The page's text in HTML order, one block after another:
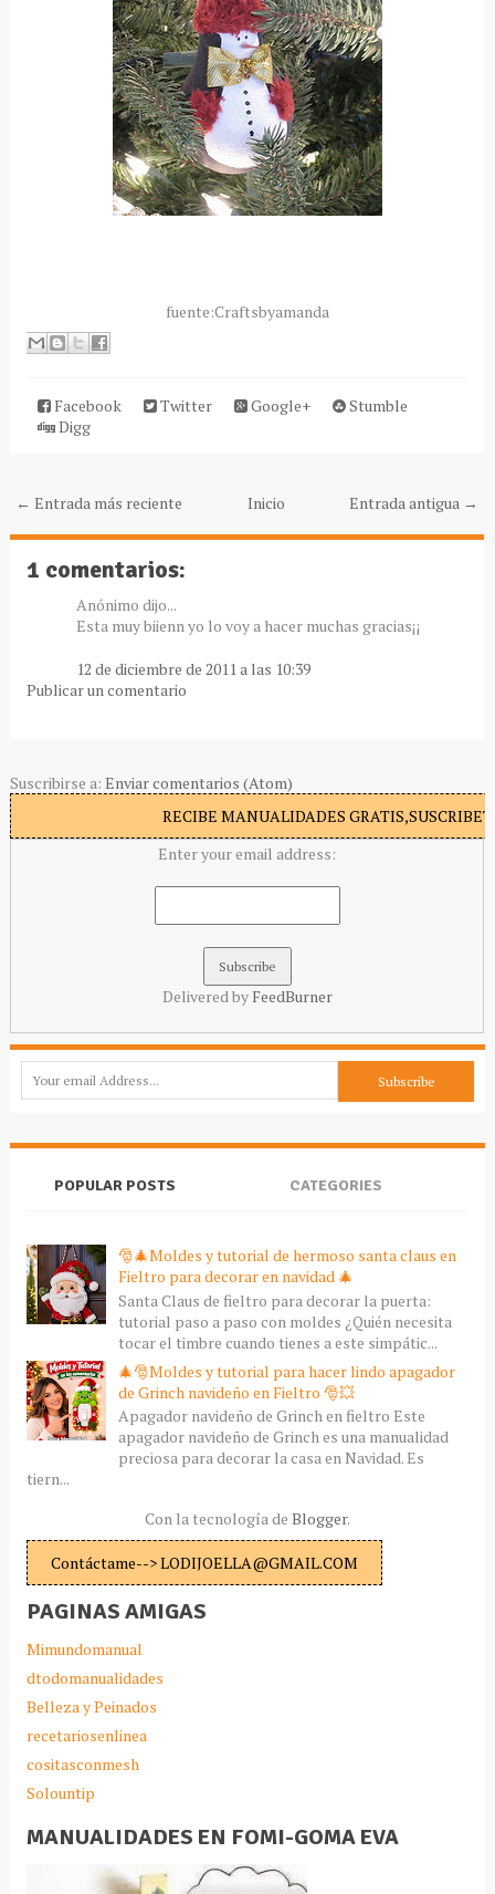
fuente:Craftsbyamanda
Facebook Twitter Google+
Stumble
Digg
← Entrada más reciente Entrada antigua →
Inicio
1 comentarios:
Anónimo dijo...
Esta muy biienn yo lo voy a hacer muchas gracias¡¡
12 de diciembre de 2011 a las 10:39
Publicar un comentario
Suscribirse a: Enviar comentarios (Atom)
RECIBE MANUALIDADES
Enter your email address:
Delivered by FeedBurner
POPULAR POSTS CATEGORIES
🎅🎄Moldes y tutorial de hermoso santa claus en
Fieltro para decorar en navidad 🎄
Santa Claus de fieltro para decorar la puerta:
tutorial paso a paso con moldes ¿Quién necesita
tocar el timbre cuando tienes a este simpátic...
🎄🎅Moldes y tutorial para hacer lindo apagador
de Grinch navideño en Fieltro 🎅💥
Apagador navideño de Grinch en fieltro Este
apagador navideño de Grinch es una manualidad
preciosa para decorar la casa en Navidad. Es
tiern...
Con la tecnología de Blogger.
Contáctame--> LODIJOELLA@GMAIL.COM
PAGINAS AMIGAS
Mimundomanual
dtodomanualidades
Belleza y Peinados
recetariosenlinea
cositasconmesh
Solountip
MANUALIDADES EN FOMI-GOMA EVA